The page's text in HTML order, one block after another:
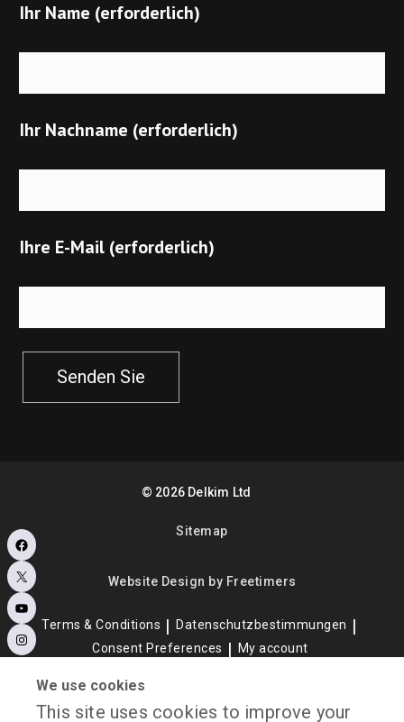
Ihr Name (erforderlich)
Ihr Nachname (erforderlich)
Ihre E-Mail (erforderlich)
Senden Sie
© 2026 Delkim Ltd
Sitemap
Website Design by Freetimers
Terms & Conditions
Datenschutzbestimmungen
Consent Preferences
My account
Facebook
X
YouTube
Instagram
We use cookies
This site uses cookies to improve your